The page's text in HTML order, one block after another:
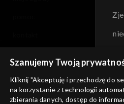
informacje o dostawcy usług
Szanujemy Twoją
Kliknij "Akceptuję i przechodzę do
na korzystanie z technologii
zbierania danych, dostęp do